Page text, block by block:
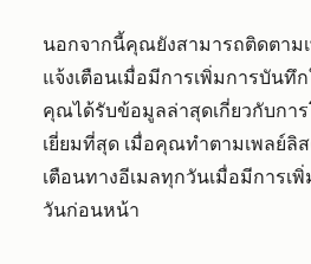
นอกจากนี้คุณยังสามารถติดตาม
แจ้งเตือนเมื่อมีการเพิ่มการบันทึ
คุณได้รับข้อมูลล่าสุดเกี่ยวกับกา
เยี่ยมที่สุด เมื่อคุณทำตามเพลย์ลิ
เตือนทางอีเมลทุกวันเมื่อมีการเ
วันก่อนหน้า